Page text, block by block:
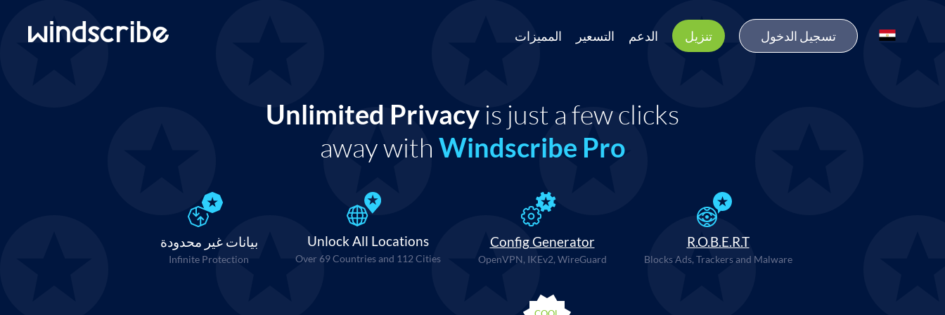
المميزات التسعير الدعم تنزيل تسجيل الدخول
Unlimited Privacyis just a few clicks
away with Windscribe Pro
بيانات غير محدودة
Infinite Protection
Unlock All Locations
Over 69 Countries and 112 Cities
Config Generator
OpenVPN, IKEv2, WireGuard
R.O.B.E.R.T
Blocks Ads, Trackers and Malware